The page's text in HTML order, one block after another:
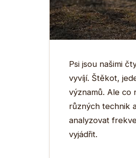
Psi jsou našimi
vyvíjí. Štěkot,
významů. Ale co
různých technik
analyzovat
vyjádřit.